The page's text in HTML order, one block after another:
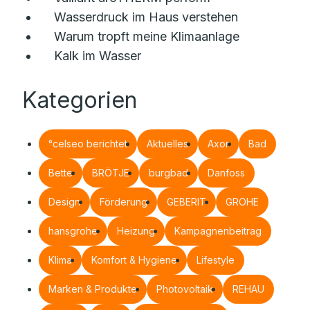
Wasserdruck im Haus verstehen
Warum tropft meine Klimaanlage
Kalk im Wasser
Kategorien
°celseo berichtet Aktuelles Axor Bad
Bette BRÖTJE burgbad Danfoss
Design Förderung GEBERIT GROHE
hansgrohe Heizung Kampagnenbeitrag
Klima Komfort & Hygiene Lifestyle
Marken & Produkte Photovoltaik REHAU